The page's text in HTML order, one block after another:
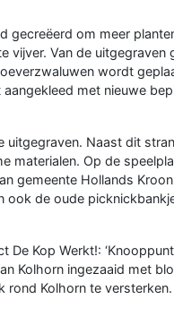
gecreëerd om meer
vijver. Van de uitgegraven
wordt
met nieuwe
uitgegraven. Naast dit
materialen. Op de
gemeente Hollands
de oude
Kop Werkt!:
Kolhorn ingezaaid met
rond Kolhorn te versterken.